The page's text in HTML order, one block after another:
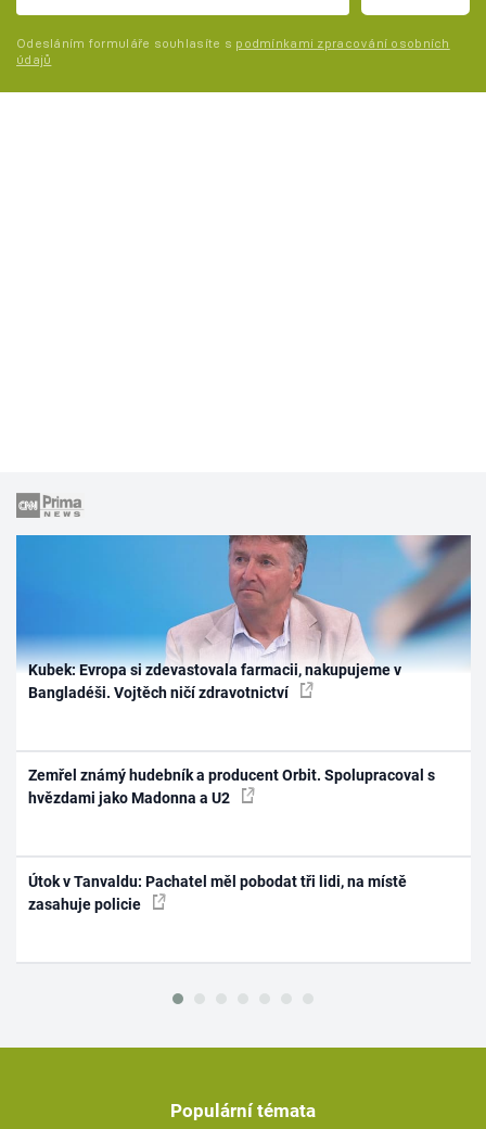
Odesláním formuláře souhlasíte s podmínkami zpracování osobních
údajů
Kubek: Evropa si zdevastovala farmacii, nakupujeme v
Bangladéši. Vojtěch ničí zdravotnictví
Zemřel známý hudebník a producent Orbit. Spolupracoval s
hvězdami jako Madonna a U2
Útok v Tanvaldu: Pachatel měl pobodat tři lidi, na místě
zasahuje policie
Populární témata